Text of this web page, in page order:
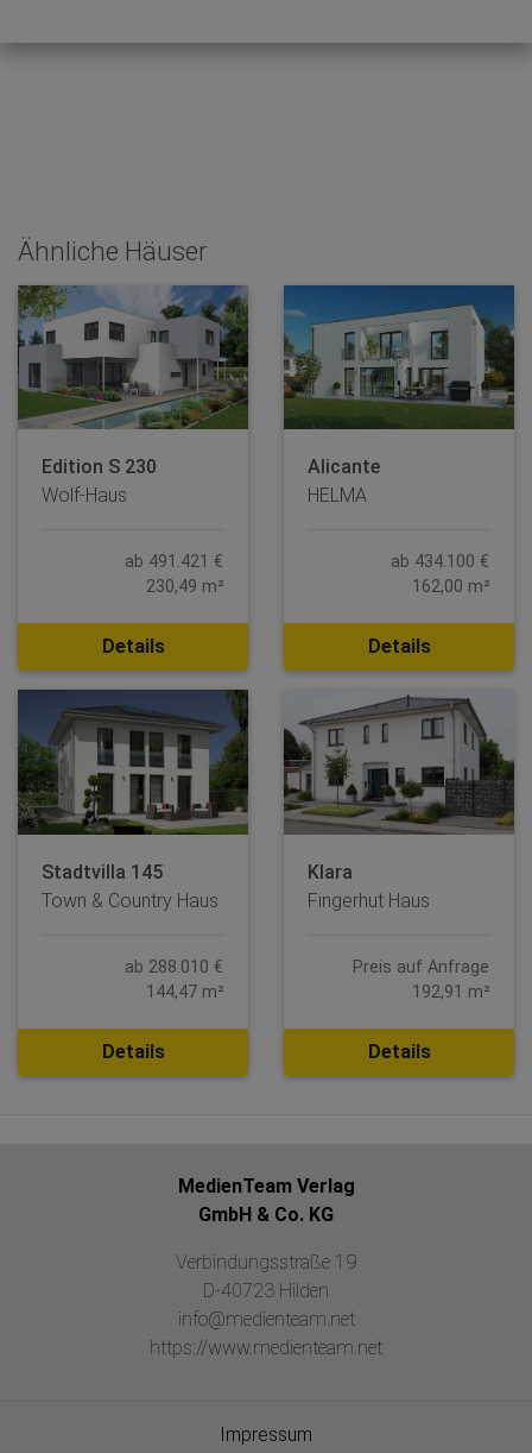
Ähnliche Häuser
Edition S 230
Wolf-Haus
ab 491.421 €
230,49 m²
Details
Alicante
HELMA
ab 434.100 €
162,00 m²
Details
Stadtvilla 145
Town & Country Haus
ab 288.010 €
144,47 m²
Details
Klara
Fingerhut Haus
Preis auf Anfrage
192,91 m²
Details
MedienTeam Verlag
GmbH & Co. KG
Verbindungsstraße 19
D-40723 Hilden
info@medienteam.net
https://www.medienteam.net
Impressum